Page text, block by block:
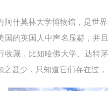
阿什莫林大学博物馆，是世
国的英国人中声名显赫，并
收藏，比如哈佛大学、达特
之甚少，只知道它们存在过